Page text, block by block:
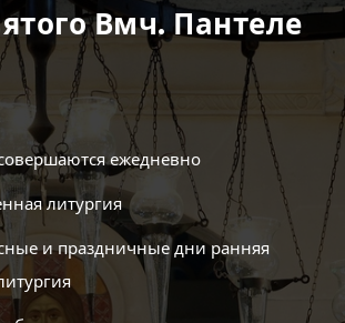
Вмч. Пантеле
ежедневно
литургия
и праздничные дни ранняя